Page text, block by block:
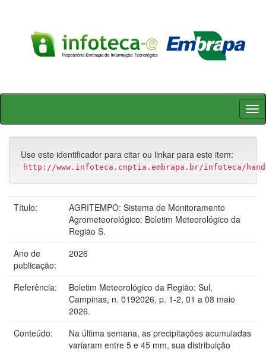
Skip
Use este identificador para citar ou linkar para este item:
http://www.infoteca.cnptia.embrapa.br/infoteca/
Título:
AGRITEMPO: Sistema de Monitoramento
Agrometeorológico: Boletim Meteorológico da
Região S.
Ano de
publicação:
2026
Referência:
Boletim Meteorológico da Região: Sul,
Campinas, n. 0192026, p. 1-2, 01 a 08 maio
2026.
Conteúdo:
Na última semana, as precipitações acumuladas
variaram entre 5 e 45 mm, sua distribuição